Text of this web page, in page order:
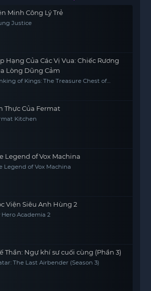
Minh Công Lý Trẻ
Justice
Hạng Của Các Vị Vua: Chiếc Rương
Lòng Dũng Cảm
of Kings: The Treasure Chest of
Thực Của Fermat
Kitchen
Legend of Vox Machina
Legend of Vox Machina
Viện Siêu Anh Hùng 2
Hero Academia 2
Thần: Ngự khí sư cuối cùng (Phần 3)
The Last Airbender (Season 3)